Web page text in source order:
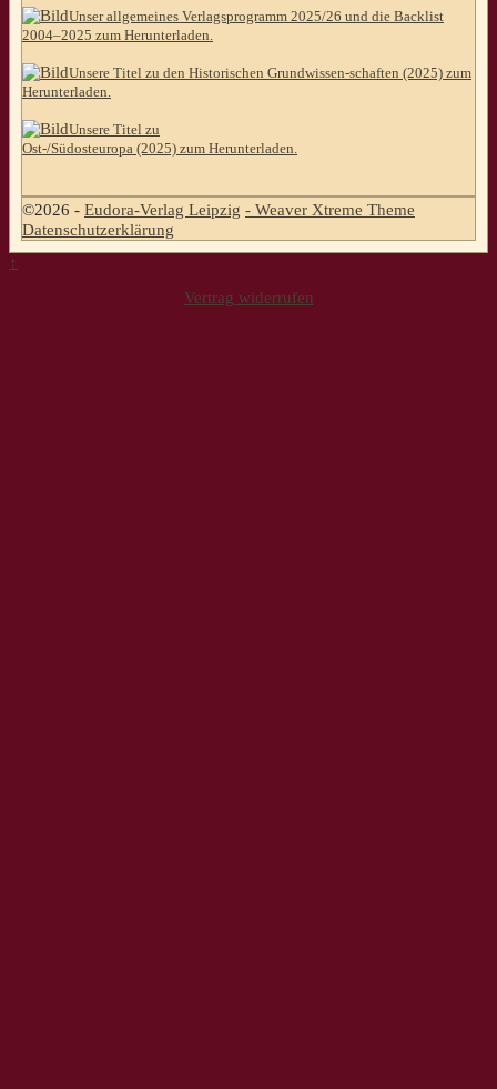
Unser allgemeines Verlagsprogramm 2025/26 und die Backlist
2004–2025 zum Herunterladen.
Unsere Titel zu den Historischen Grundwissen-schaften (2025) zum
Herunterladen.
Unsere Titel zu
Ost-/Südosteuropa (2025) zum Herunterladen.
©2026 - Eudora-Verlag Leipzig - Weaver Xtreme Theme
Datenschutzerklärung
↑
Vertrag widerrufen